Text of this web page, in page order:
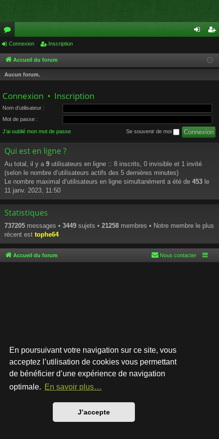
En poursuivant votre navigation sur ce site, vous
acceptez l’utilisation de cookies vous permettant
de bénéficier d’une expérience de navigation
optimale. En savoir plus…
J’accepte
or
u
m
cri
Connexion Inscription
Accueil du forum
Aucun forum.
Connexion • Inscription
Nom d’utilisateur :
Mot de passe :
J’ai oublié mon mot de passe Se souvenir de moi
Qui est en ligne ?
Au total, il y a 9 utilisateurs en ligne :: 8 inscrits, 0 invisible et 1 invité
(selon le nombre d’utilisateurs actifs des 5 dernières minutes)
Le nombre maximal d’utilisateurs en ligne simultanément a été de 453 le
11 janv. 2023, 11:50
Statistiques
737205 messages • 3449 sujets • 21258 membres • Notre membre le plus
récent est tophe64
Accueil du forum Nous contacter
Développé parphpBB® Forum Software © phpBB Limited
Style par
Traduction française officielle